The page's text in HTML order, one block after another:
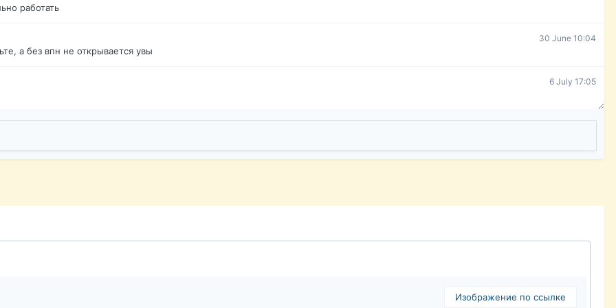
работать
30 June 10:04
а без впн не открывается увы
6 July 17:05
Изображение по ссылке